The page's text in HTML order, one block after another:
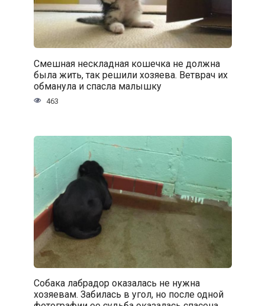
Смешная нескладная кошечка не должна
была жить, так решили хозяева. Ветврач их
обманула и спасла малышку
463
Собака лабрадор оказалась не нужна
хозяевам. Забилась в угол, но после одной